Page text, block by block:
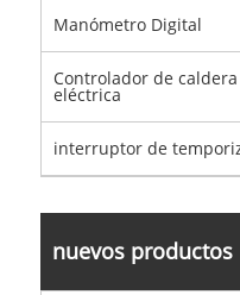
Manómetro Digital
Controlador de
eléctrica
interruptor de
nuevos productos